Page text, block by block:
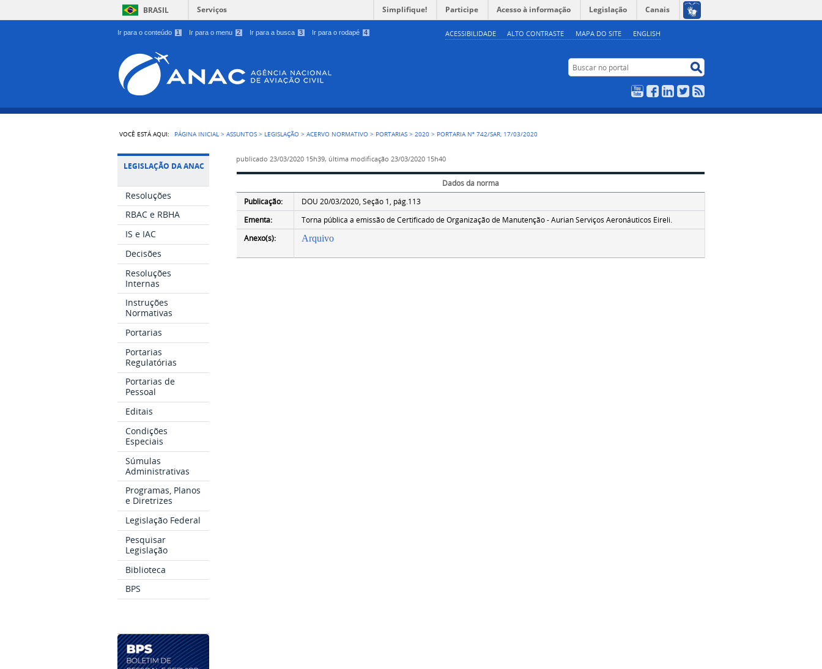
Ir para o conteúdo 1 Ir para o menu 2 Ir para a busca 3 Ir para o rodapé 4 ACESSIBILIDADE ALTO CONTRASTE MAPA DO SITE ENGLISH
BRASIL Serviços Simplifique! Participe Acesso à informação Legislação Canais
Buscar no portal
YouTubeFacebookLinkedIn
Twitter
VOCÊ ESTÁ AQUI: PÁGINA INICIAL >ASSUNTOS > LEGISLAÇÃO >ACERVO NORMATIVO > PORTARIAS >2020 > PORTARIA Nº 742/SAR, 17/03/2020
LEGISLAÇÃO DA ANAC
Resoluções
RBAC e RBHA
IS e IAC
Decisões
Resoluções
Internas
Instruções
Normativas
Portarias
Portarias
Regulatórias
Portarias de
Pessoal
Editais
Condições
Especiais
Súmulas
Administrativas
Programas, Planos
e Diretrizes
Legislação Federal
Pesquisar
Legislação
Biblioteca
BPS
publicado 23/03/2020 15h39, última modificação 23/03/2020 15h40
Dados da norma
Publicação:
DOU 20/03/2020, Seção 1, pág.113
Ementa:
Torna pública a emissão de Certificado de Organização de Manutenção - Aurian Serviços Aeronáuticos Eireli.
Anexo(s):
Arquivo